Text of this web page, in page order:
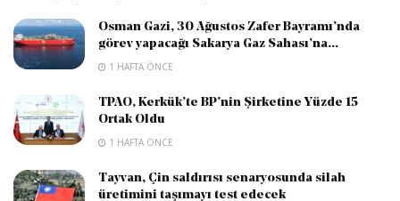
Osman Gazi, 30 Ağustos Zafer Bayramı’nda
görev yapacağı Sakarya Gaz Sahası’na...
1 HAFTA ÖNCE
TPAO, Kerkük’te BP’nin Şirketine Yüzde 15
Ortak Oldu
1 HAFTA ÖNCE
Tayvan, Çin saldırısı senaryosunda silah
üretimini taşımayı test edecek